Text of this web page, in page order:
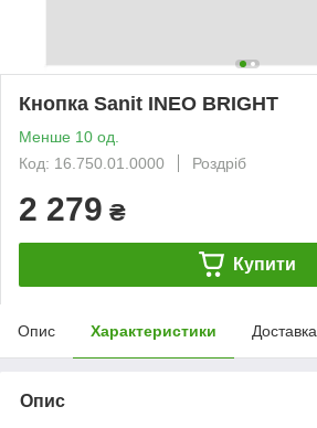
Кнопка Sanit INEO BRIGHT
Менше 10 од.
Код: 16.750.01.0000
Роздріб
2 279 ₴
Купити
Опис Характеристики Доставка
Опис